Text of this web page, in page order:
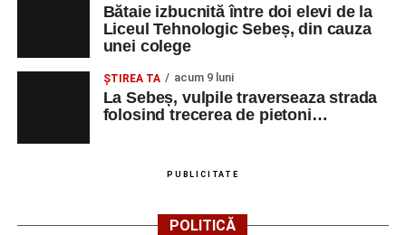
Bătaie izbucnită între doi elevi de la
Liceul Tehnologic Sebeș, din cauza
unei colege
ŞTIREA TA acum 9 luni
La Sebeș, vulpile traverseaza strada
folosind trecerea de pietoni…
PUBLICITATE
POLITICĂ